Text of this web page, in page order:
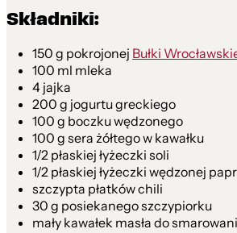
Składniki:
150 g pokrojonej Bułki
100 ml mleka
4 jajka
200 g jogurtu greckiego
100 g boczku wędzonego
100 g sera żółtego w kawałku
1/2 płaskiej łyżeczki soli
1/2 płaskiej łyżeczki wędzonej
szczypta płatków chili
30 g posiekanego szczypiorku
mały kawałek masła do